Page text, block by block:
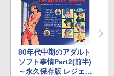
80年代中期のアダルト
ソフト事情Part2(前半)
～永久保存版 レジェン